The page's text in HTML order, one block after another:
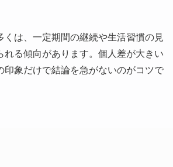
くは、一定期間の継続や生活習慣の見
れる傾向があります。個人差が大きい
印象だけで結論を急がないのがコツで